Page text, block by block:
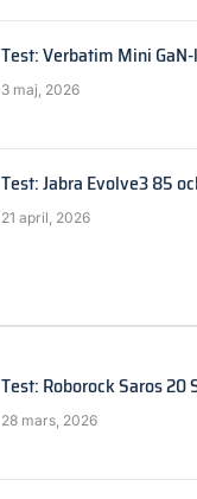
Test: Verbatim Mini
3 maj, 2026
Test: Jabra Evolve3 85
21 april, 2026
Test: Roborock Saros 20
28 mars, 2026